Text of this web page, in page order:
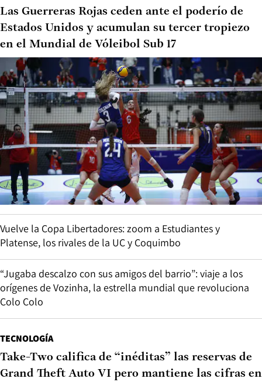
Las Guerreras Rojas ceden ante el poderío de
Estados Unidos y acumulan su tercer tropiezo
en el Mundial de Vóleibol Sub 17
Vuelve la Copa Libertadores: zoom a Estudiantes y
Platense, los rivales de la UC y Coquimbo
“Jugaba descalzo con sus amigos del barrio”: viaje a los
orígenes de Vozinha, la estrella mundial que revoluciona
Colo Colo
TECNOLOGÍA
Take-Two califica de “inéditas” las reservas de
Grand Theft Auto VI pero mantiene las cifras en